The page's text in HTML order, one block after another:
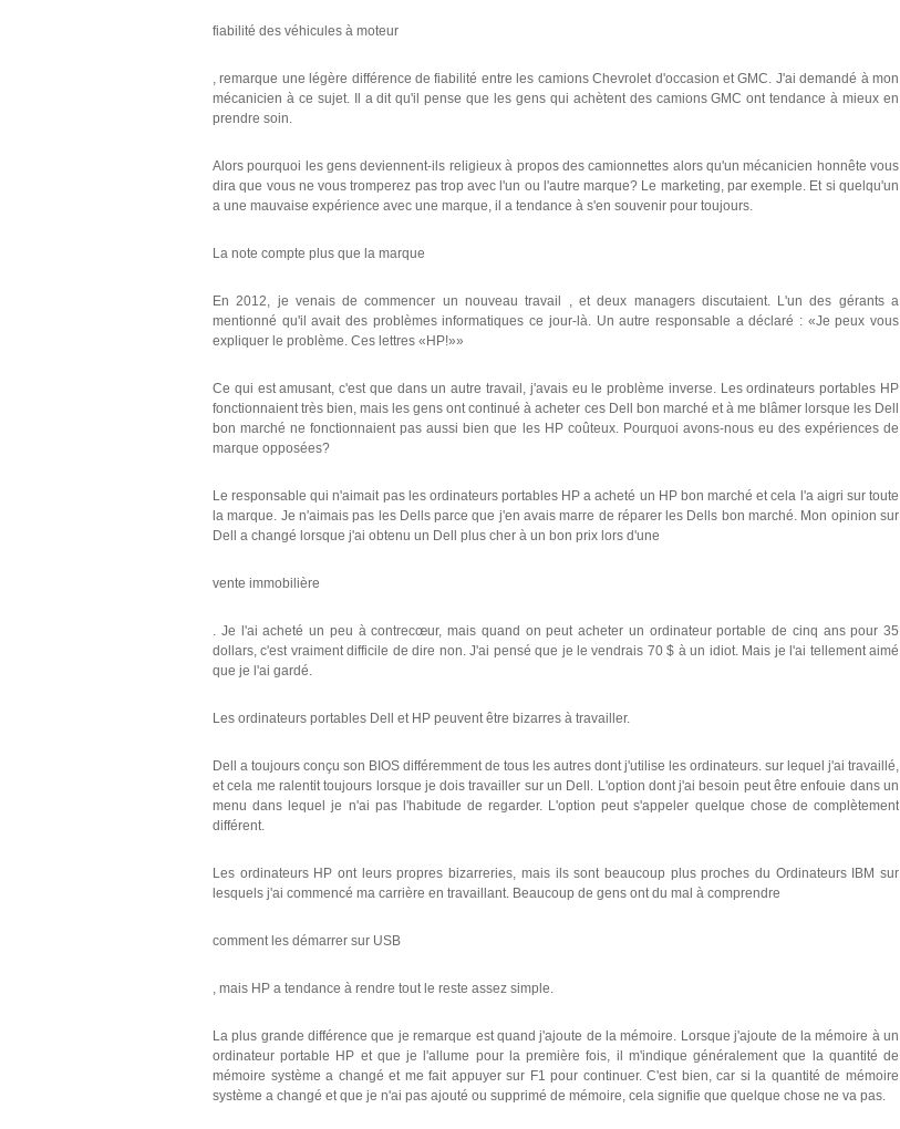
fiabilité des véhicules à moteur
, remarque une légère différence de fiabilité entre les camions Chevrolet d'occasion et GMC. J'ai demandé à mon
mécanicien à ce sujet. Il a dit qu'il pense que les gens qui achètent des camions GMC ont tendance à mieux en
prendre soin.
Alors pourquoi les gens deviennent-ils religieux à propos des camionnettes alors qu'un mécanicien honnête vous
dira que vous ne vous tromperez pas trop avec l'un ou l'autre marque? Le marketing, par exemple. Et si quelqu'un
a une mauvaise expérience avec une marque, il a tendance à s'en souvenir pour toujours.
La note compte plus que la marque
En 2012, je venais de commencer un nouveau travail , et deux managers discutaient. L'un des gérants a
mentionné qu'il avait des problèmes informatiques ce jour-là. Un autre responsable a déclaré : «Je peux vous
expliquer le problème. Ces lettres «HP!»»
Ce qui est amusant, c'est que dans un autre travail, j'avais eu le problème inverse. Les ordinateurs portables HP
fonctionnaient très bien, mais les gens ont continué à acheter ces Dell bon marché et à me blâmer lorsque les Dell
bon marché ne fonctionnaient pas aussi bien que les HP coûteux. Pourquoi avons-nous eu des expériences de
marque opposées?
Le responsable qui n'aimait pas les ordinateurs portables HP a acheté un HP bon marché et cela l'a aigri sur toute
la marque. Je n'aimais pas les Dells parce que j'en avais marre de réparer les Dells bon marché. Mon opinion sur
Dell a changé lorsque j'ai obtenu un Dell plus cher à un bon prix lors d'une
vente immobilière
. Je l'ai acheté un peu à contrecœur, mais quand on peut acheter un ordinateur portable de cinq ans pour 35
dollars, c'est vraiment difficile de dire non. J'ai pensé que je le vendrais 70 $ à un idiot. Mais je l'ai tellement aimé
que je l'ai gardé.
Les ordinateurs portables Dell et HP peuvent être bizarres à travailler.
Dell a toujours conçu son BIOS différemment de tous les autres dont j'utilise les ordinateurs. sur lequel j'ai travaillé,
et cela me ralentit toujours lorsque je dois travailler sur un Dell. L'option dont j'ai besoin peut être enfouie dans un
menu dans lequel je n'ai pas l'habitude de regarder. L'option peut s'appeler quelque chose de complètement
différent.
Les ordinateurs HP ont leurs propres bizarreries, mais ils sont beaucoup plus proches du Ordinateurs IBM sur
lesquels j'ai commencé ma carrière en travaillant. Beaucoup de gens ont du mal à comprendre
comment les démarrer sur USB
, mais HP a tendance à rendre tout le reste assez simple.
La plus grande différence que je remarque est quand j'ajoute de la mémoire. Lorsque j'ajoute de la mémoire à un
ordinateur portable HP et que je l'allume pour la première fois, il m'indique généralement que la quantité de
mémoire système a changé et me fait appuyer sur F1 pour continuer. C'est bien, car si la quantité de mémoire
système a changé et que je n'ai pas ajouté ou supprimé de mémoire, cela signifie que quelque chose ne va pas.